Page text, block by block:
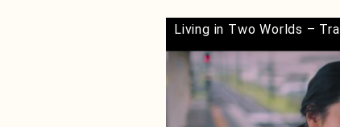
Living in Two Worlds –